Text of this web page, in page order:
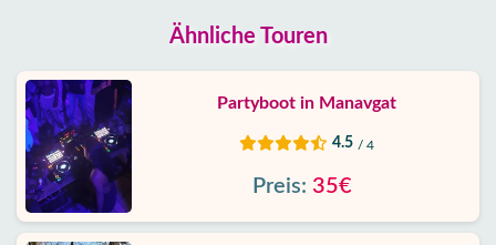
Ähnliche Touren
Partyboot in Manavgat
4.5 / 4
Preis: 35€